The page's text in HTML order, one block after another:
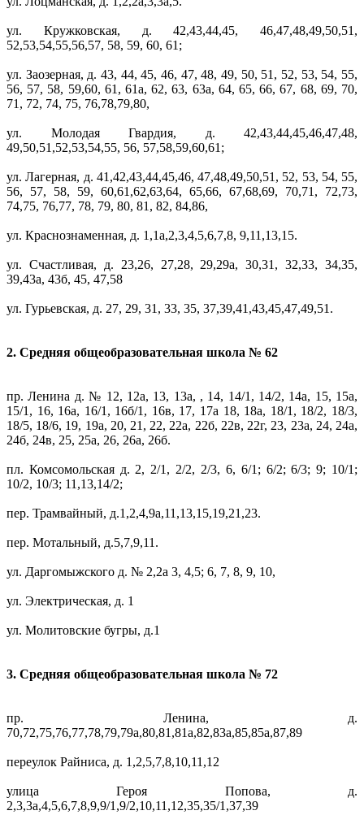
ул. Кружковская, д. 42,43,44,45, 46,47,48,49,50,51,
52,53,54,55,56,57, 58, 59, 60, 61;
ул. Заозерная, д. 43, 44, 45, 46, 47, 48, 49, 50, 51, 52, 53, 54, 55,
56, 57, 58, 59,60, 61, 61а, 62, 63, 63а, 64, 65, 66, 67, 68, 69, 70,
71, 72, 74, 75, 76,78,79,80,
ул. Молодая Гвардия, д. 42,43,44,45,46,47,48,
49,50,51,52,53,54,55, 56, 57,58,59,60,61;
ул. Лагерная, д. 41,42,43,44,45,46, 47,48,49,50,51, 52, 53, 54, 55,
56, 57, 58, 59, 60,61,62,63,64, 65,66, 67,68,69, 70,71, 72,73,
74,75, 76,77, 78, 79, 80, 81, 82, 84,86,
ул. Краснознаменная, д. 1,1а,2,3,4,5,6,7,8, 9,11,13,15.
ул. Счастливая, д. 23,26, 27,28, 29,29а, 30,31, 32,33, 34,35,
39,43а, 43б, 45, 47,58
ул. Гурьевская, д. 27, 29, 31, 33, 35, 37,39,41,43,45,47,49,51.
2. Средняя общеобразовательная школа № 62
пр. Ленина д. № 12, 12а, 13, 13а, , 14, 14/1, 14/2, 14а, 15, 15а,
15/1, 16, 16а, 16/1, 16б/1, 16в, 17, 17а 18, 18а, 18/1, 18/2, 18/3,
18/5, 18/6, 19, 19а, 20, 21, 22, 22а, 22б, 22в, 22г, 23, 23а, 24, 24а,
24б, 24в, 25, 25а, 26, 26а, 26б.
пл. Комсомольская д. 2, 2/1, 2/2, 2/3, 6, 6/1; 6/2; 6/3; 9; 10/1;
10/2, 10/3; 11,13,14/2;
пер. Трамвайный, д.1,2,4,9а,11,13,15,19,21,23.
пер. Мотальный, д.5,7,9,11.
ул. Даргомыжского д. № 2,2а 3, 4,5; 6, 7, 8, 9, 10,
ул. Электрическая, д. 1
ул. Молитовские бугры, д.1
3. Средняя общеобразовательная школа № 72
пр. Ленина, д.
70,72,75,76,77,78,79,79а,80,81,81а,82,83а,85,85а,87,89
переулок Райниса, д. 1,2,5,7,8,10,11,12
улица Героя Попова, д.
2,3,3а,4,5,6,7,8,9,9/1,9/2,10,11,12,35,35/1,37,39